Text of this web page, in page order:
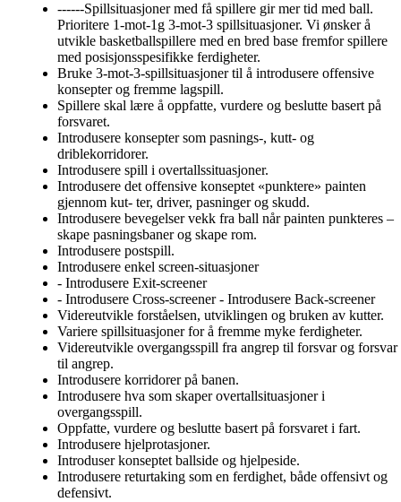
------Spillsituasjoner med få spillere gir mer tid med ball.
Prioritere 1-mot-1g 3-mot-3 spillsituasjoner. Vi ønsker å
utvikle basketballspillere med en bred base fremfor spillere
med posisjonsspesifikke ferdigheter.
Bruke 3-mot-3-spillsituasjoner til å introdusere offensive
konsepter og fremme lagspill.
Spillere skal lære å oppfatte, vurdere og beslutte basert på
forsvaret.
Introdusere konsepter som pasnings-, kutt- og
driblekorridorer.
Introdusere spill i overtallssituasjoner.
Introdusere det offensive konseptet «punktere» painten
gjennom kut- ter, driver, pasninger og skudd.
Introdusere bevegelser vekk fra ball når painten punkteres –
skape pasningsbaner og skape rom.
Introdusere postspill.
Introdusere enkel screen-situasjoner
- Introdusere Exit-screener
- Introdusere Cross-screener - Introdusere Back-screener
Videreutvikle forståelsen, utviklingen og bruken av kutter.
Variere spillsituasjoner for å fremme myke ferdigheter.
Videreutvikle overgangsspill fra angrep til forsvar og forsvar
til angrep.
Introdusere korridorer på banen.
Introdusere hva som skaper overtallsituasjoner i
overgangsspill.
Oppfatte, vurdere og beslutte basert på forsvaret i fart.
Introdusere hjelprotasjoner.
Introduser konseptet ballside og hjelpeside.
Introdusere returtaking som en ferdighet, både offensivt og
defensivt.